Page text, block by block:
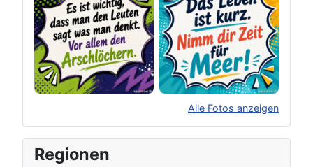
Alle Fotos anzeigen
Original herunterladen
Regionen